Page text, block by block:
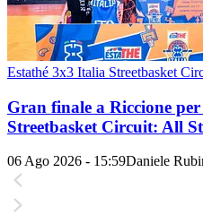
Estathé 3x3 Italia Streetbasket
Gran finale a Riccione
Streetbasket Circuit: All
06 Ago 2026 - 15:59Daniele